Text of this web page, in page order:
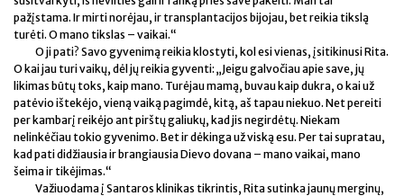
pažįstama. Ir mirti norėjau, ir transplantacijos bijojau, bet reikia tikslą
turėti. O mano tikslas – vaikai.“
O ji pati? Savo gyvenimą reikia klostyti, kol esi vienas, įsitikinusi Rita.
O kai jau turi vaikų, dėl jų reikia gyventi: „Jeigu galvočiau apie save, jų
likimas būtų toks, kaip mano. Turėjau mamą, buvau kaip dukra, o kai už
patėvio ištekėjo, vieną vaiką pagimdė, kitą, aš tapau niekuo. Net pereiti
per kambarį reikėjo ant pirštų galiukų, kad jis negirdėtų. Niekam
nelinkėčiau tokio gyvenimo. Bet ir dėkinga už viską esu. Per tai supratau,
kad pati didžiausia ir brangiausia Dievo dovana – mano vaikai, mano
šeima ir tikėjimas.“
Važiuodama į Santaros klinikas tikrintis, Rita sutinka jaunų merginų,